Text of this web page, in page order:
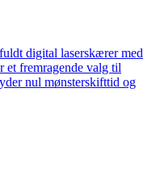
digital laserskærer med
et fremragende valg til
nul mønsterskifttid og